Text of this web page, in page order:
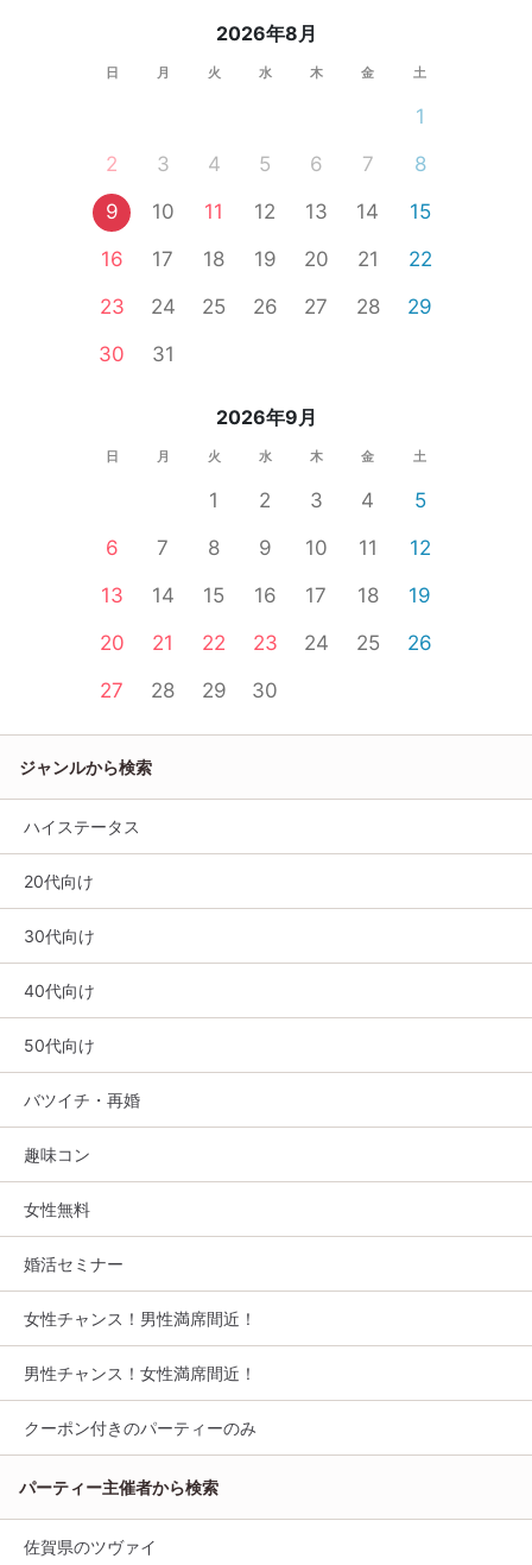
2026年8月
日 月 火 水 木 金 土
1
2
3 4 5 6 7
8
9
10 11 12 13 14
15
16
17 18 19 20 21
22
23
24 25 26 27 28
29
30
31
2026年9月
日 月 火 水 木 金 土
1 2 3 4
5
6
7 8 9 10 11
12
13
14 15 16 17 18
19
20
21 22 23 24 25
26
27
28 29 30
ジャンルから検索
ハイステータス
20代向け
30代向け
40代向け
50代向け
バツイチ・再婚
趣味コン
女性無料
婚活セミナー
女性チャンス！男性満席間近！
男性チャンス！女性満席間近！
クーポン付きのパーティーのみ
パーティー主催者から検索
佐賀県のツヴァイ